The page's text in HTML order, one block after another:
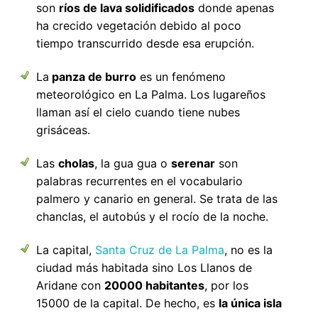
son ríos de lava solidificadosdonde apenas
ha crecido vegetación debido al poco
tiempo transcurrido desde esa erupción.
La panza de burroes un fenómeno
meteorológico en La Palma. Los lugareños
llaman así el cielo cuando tiene nubes
grisáceas.
Las cholas, la gua gua o serenarson
palabras recurrentes en el vocabulario
palmero y canario en general. Se trata de las
chanclas, el autobús y el rocío de la noche.
La capital, Santa Cruz de La Palma, no es la
ciudad más habitada sino Los Llanos de
Aridane con 20000 habitantes, por los
15000 de la capital. De hecho, es la única isla